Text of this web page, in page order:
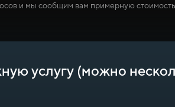
и мы сообщим вам примерную
услугу (можно